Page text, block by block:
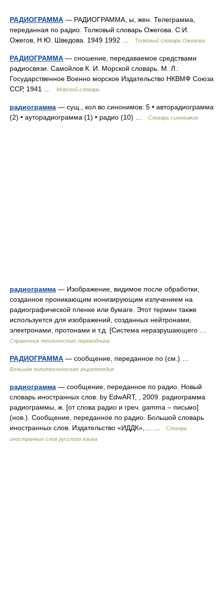
РАДИОГРАММА — РАДИОГРАММА, ы, жен. Телеграмма,
переданная по радио. Толковый словарь Ожегова. С.И.
Ожегов, Н.Ю. Шведова. 1949 1992 …
Толковый словарь Ожегова
РАДИОГРАММА — сношение, передаваемое средствами
радиосвязи. Самойлов К. И. Морской словарь. М. Л.:
Государственное Военно морское Издательство НКВМФ Союза
ССР, 1941 …
Морской словарь
радиограмма — сущ., кол во синонимов: 5 • авторадиограмма
(2) • ауторадиограмма (1) • радио (10) …
Словарь синонимов
радиограмма — Изображение, видимое после обработки,
созданное проникающим ионизирующим излучением на
радиографической пленке или бумаге. Этот термин также
используется для изображений, созданных нейтронами,
электронами, протонами и т.д. [Система неразрушающего …
Справочник технического переводчика
РАДИОГРАММА — сообщение, переданное по (см.) …
Большая политехническая энциклопедия
радиограмма — сообщение, переданное по радио. Новый
словарь иностранных слов. by EdwART, , 2009. радиограмма
радиограммы, ж. [от слова радио и греч. gamma – письмо]
(нов.). Сообщение, переданное по радио. Большой словарь
иностранных слов. Издательство «ИДДК»,… …
Словарь
иностранных слов русского языка